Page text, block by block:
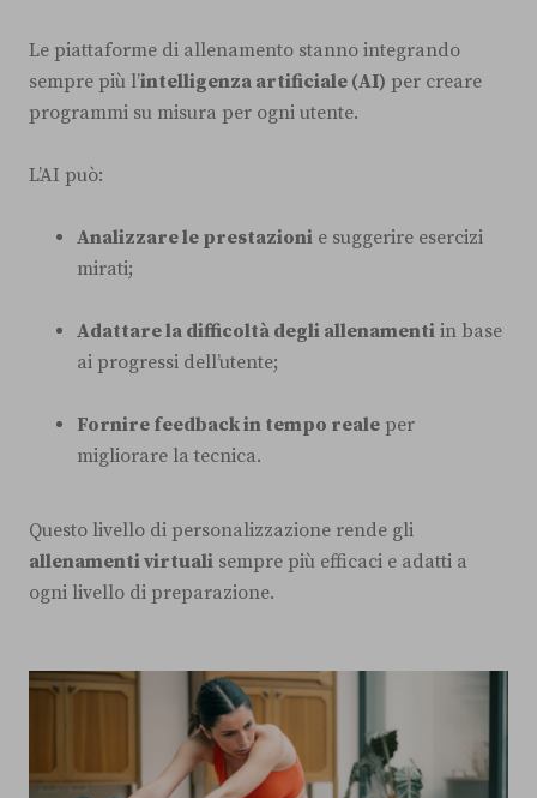
Le piattaforme di allenamento stanno integrando
sempre più l’intelligenza artificiale (AI) per creare
programmi su misura per ogni utente.
L’AI può:
Analizzare le prestazioni e suggerire esercizi
mirati;
Adattare la difficoltà degli allenamenti in base
ai progressi dell’utente;
Fornire feedback in tempo reale per
migliorare la tecnica.
Questo livello di personalizzazione rende gli
allenamenti virtuali sempre più efficaci e adatti a
ogni livello di preparazione.